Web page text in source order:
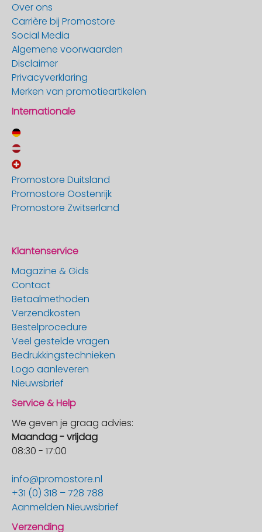
Over ons
Carrière bij Promostore
Social Media
Algemene voorwaarden
Disclaimer
Privacyverklaring
Merken van promotieartikelen
Internationale
Promostore Duitsland
Promostore Oostenrijk
Promostore Zwitserland
Klantenservice
Magazine & Gids
Contact
Betaalmethoden
Verzendkosten
Bestelprocedure
Veel gestelde vragen
Bedrukkingstechnieken
Logo aanleveren
Nieuwsbrief
Service & Help
We geven je graag advies:
Maandag - vrijdag
08:30 - 17:00
info@promostore.nl
+31 (0) 318 – 728 788
Aanmelden Nieuwsbrief
Verzending